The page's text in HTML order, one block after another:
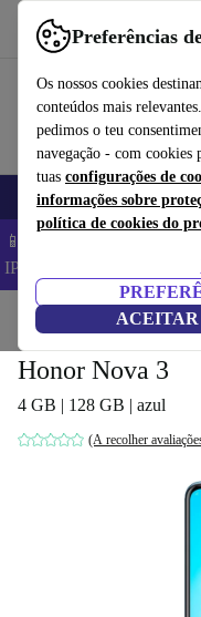
Preferências
Os nossos cookies
conteúdos mais
pedimos o teu
navegação - com cookies
tuas configurações de
informações sobre
política de cookies do
ACEITAR
Use o refurbed de forma
Telemóveis Computadores
📱 Poupa 5% EXTRA em
IPHONEDEAL –
Início Telemóveis e
Honor Nova 3
4 GB | 128 GB | azul
(A recolher